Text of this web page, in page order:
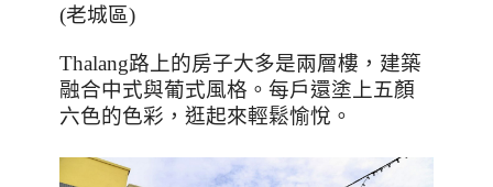
(老城區)
Thalang路上的房子大多是兩層樓，建築
融合中式與葡式風格。每戶還塗上五顏
六色的色彩，逛起來輕鬆愉悅。